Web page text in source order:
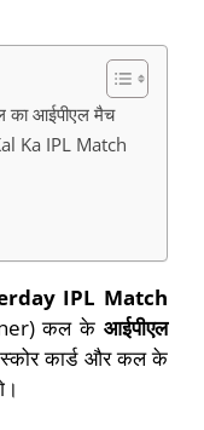
का आईपीएल मैच
Ka IPL Match
IPL Match
कल केआईपीएल
कार्ड और कल के